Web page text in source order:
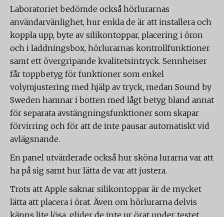
Laboratoriet bedömde också hörlurarnas
användarvänlighet, hur enkla de är att installera och
koppla upp, byte av silikontoppar, placering i öron
och i laddningsbox, hörlurarnas kontrollfunktioner
samt ett övergripande kvalitetsintryck. Sennheiser
får toppbetyg för funktioner som enkel
volymjustering med hjälp av tryck, medan Sound by
Sweden hamnar i botten med lågt betyg bland annat
för separata avstängningsfunktioner som skapar
förvirring och för att de inte pausar automatiskt vid
avlägsnande.
En panel utvärderade också hur sköna lurarna var att
ha på sig samt hur lätta de var att justera.
Trots att Apple saknar silikontoppar är de mycket
lätta att placera i örat. Även om hörlurarna delvis
känns lite lösa, glider de inte ur örat under testet.